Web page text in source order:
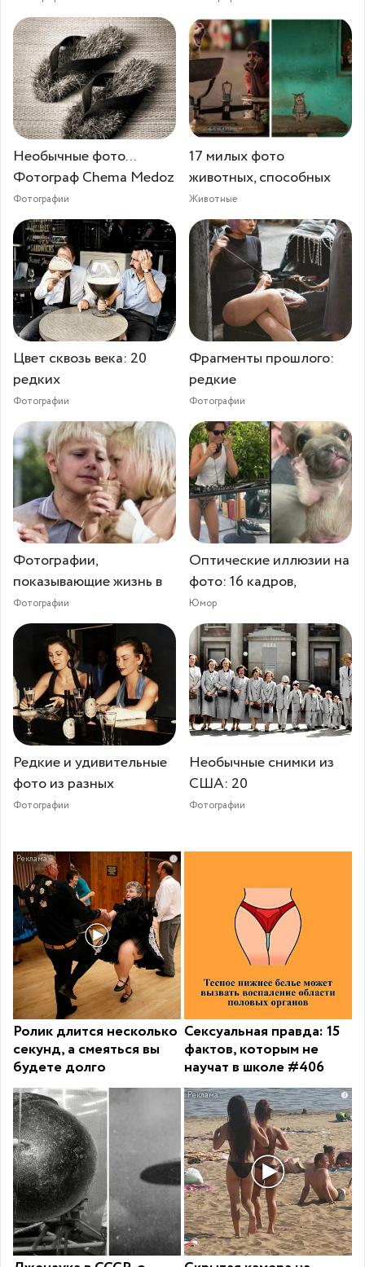
Необычные фото...
Фотограф Chema Medoz
Фотографии
17 милых фото
животных, способных
Животные
Цвет сквозь века: 20
редких
Фотографии
Фрагменты прошлого:
редкие
Фотографии
Фотографии,
показывающие жизнь в
Фотографии
Оптические иллюзии на
фото: 16 кадров,
Юмор
Редкие и удивительные
фото из разных
Фотографии
Необычные снимки из
США: 20
Фотографии
i
Ролик длится несколько
секунд, а смеяться вы
будете долго
Сексуальная правда: 15
фактов, которым не
научат в школе #406
i